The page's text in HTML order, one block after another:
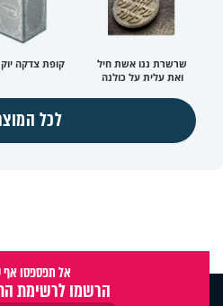
שרשרת ננו אשת חיל
ואת עלית על כולנה
קופת צדקה
לכל
אל תפספסו אף
הרשמו לרשימת